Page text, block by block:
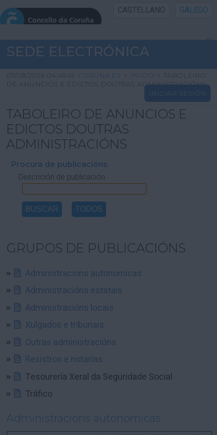
CASTELLANO GALEGO
INICIO SEDE
INICIO
INFORMACIÓN PÚBLICA
CARTAFOL CIDADÁN
UTILIDADES
AXUDA
SEDE ELECTRÓNICA
07/08/2026 04:46:49 CORUNA.ES > INICIO > TABOLEIRO
DE ANUNCIOS E EDICTOS DOUTRAS ADMINISTRACIÓNS
INICIAR SESIÓN
TABOLEIRO DE ANUNCIOS E
EDICTOS DOUTRAS
ADMINISTRACIÓNS
Procura de publicacións
Descrición de publicación
GRUPOS DE PUBLICACIÓNS
Administracions autonomicas
Administracións estatais
Administracións locais
Xulgados e tribunais
Outras administracións
Rexistros e notarías
Tesourería Xeral da Seguridade Social
Tráfico
Administracions autonomicas